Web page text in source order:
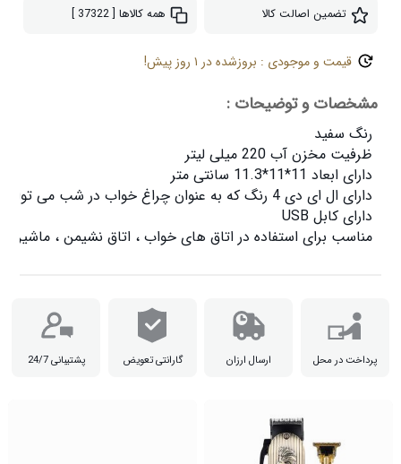
تضمین اصالت کالا همه کالاها [ 37322 ]
قیمت و موجودی : بروزشده در ۱ روز پیش!
مشخصات و توضیحات :
مناسب برای استفاده در اتاق های خواب ، اتاق نشیمن ، ماشین ،
پرداخت در محل ارسال ارزان گارانتی تعویض پشتیبانی 24/7